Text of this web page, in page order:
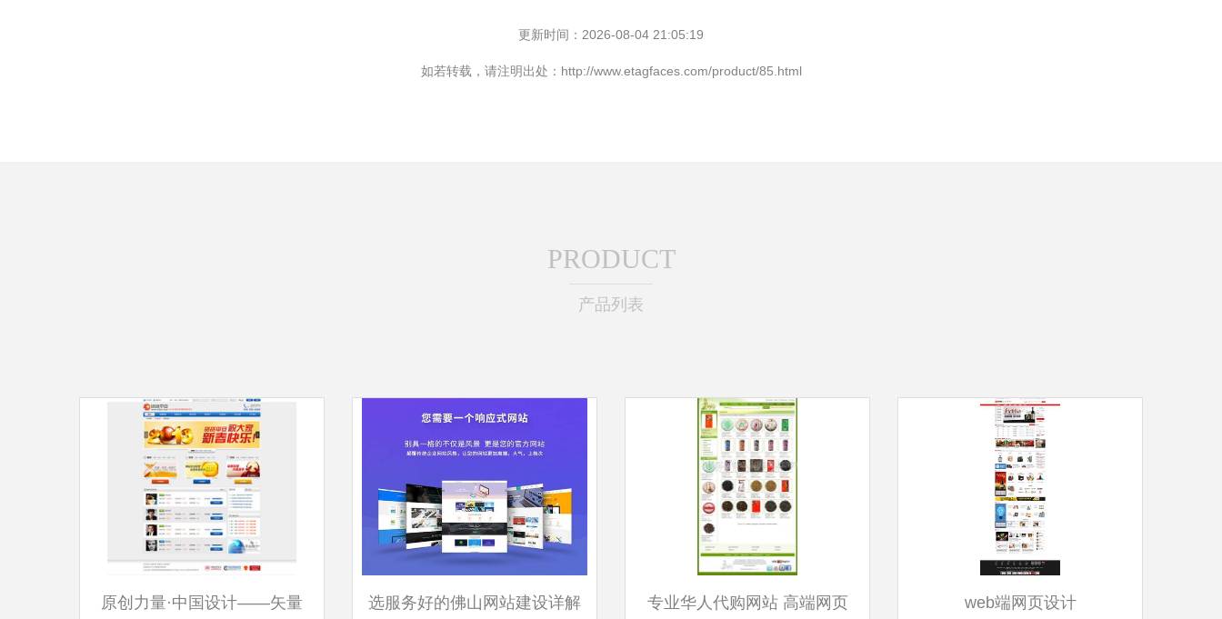
更新时间：2026-08-04 21:05:19
如若转载，请注明出处：http://www.etagfaces.com/product/85.html
PRODUCT
产品列表
原创力量·中国设计——矢量 选服务好的佛山网站建设详解 专业华人代购网站 高端网页 web端网页设计